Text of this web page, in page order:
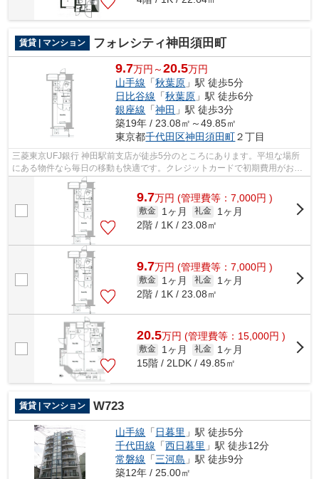
賃貸 | マンション フォレシティ神田須田町
9.7万円～20.5万円
山手線 「秋葉原 」駅 徒歩5分
日比谷線 「秋葉原 」駅 徒歩6分
銀座線 「神田 」駅 徒歩3分
築19年 / 23.08㎡～49.85㎡
東京都千代田区神田須田町２丁目
三菱東京UFJ銀行 神田駅前支店が徒歩5分のところにあります。平坦な場所
にある物件なら毎日の移動も快適です。クレジットカードで初期費用がお支
払いいただけるので、決済の手間が軽減...
9.7万円 (管理費等：7,000円 )
敷金 1ヶ月 礼金
1ヶ月
2階 / 1K / 23.08㎡
9.7万円 (管理費等：7,000円 )
敷金 1ヶ月 礼金
1ヶ月
2階 / 1K / 23.08㎡
20.5万円 (管理費等：15,000円 )
敷金 1ヶ月 礼金
1ヶ月
15階 / 2LDK / 49.85㎡
賃貸 | マンション W723
山手線 「 日暮里 」駅 徒歩5分
千代田線 「西日暮里 」駅 徒歩12分
常磐線 「三河島 」駅 徒歩9分
築12年 / 25.00㎡